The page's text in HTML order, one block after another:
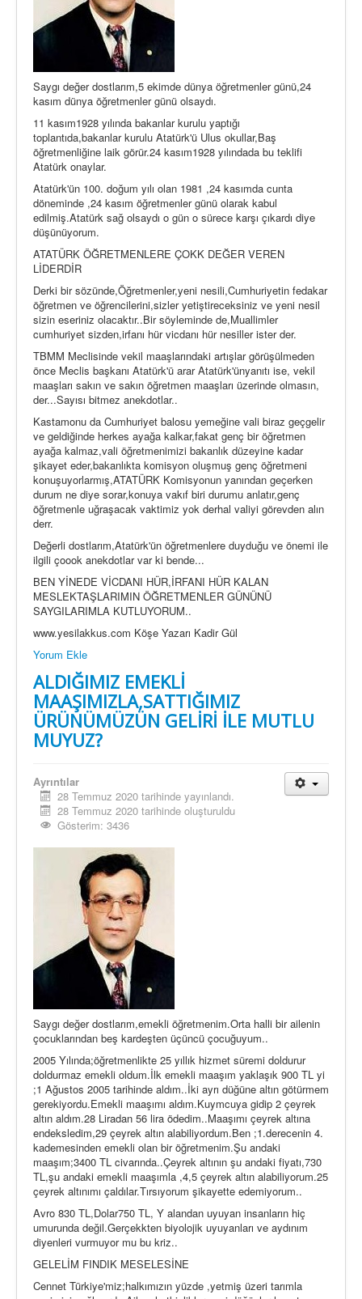
Saygı değer dostlarım,5 ekimde dünya öğretmenler günü,24
kasım dünya öğretmenler günü olsaydı.
11 kasım1928 yılında bakanlar kurulu yaptığı
toplantıda,bakanlar kurulu Atatürk'ü Ulus okullar,Baş
öğretmenliğine laik görür.24 kasım1928 yılındada bu teklifi
Atatürk onaylar.
Atatürk'ün 100. doğum yılı olan 1981 ,24 kasımda cunta
döneminde ,24 kasım öğretmenler günü olarak kabul
edilmiş.Atatürk sağ olsaydı o gün o sürece karşı çıkardı diye
düşünüyorum.
ATATÜRK ÖĞRETMENLERE ÇOKK DEĞER VEREN
LİDERDİR
Derki bir sözünde,Öğretmenler,yeni nesili,Cumhuriyetin fedakar
öğretmen ve öğrencilerini,sizler yetiştireceksiniz ve yeni nesil
sizin eseriniz olacaktır..Bir söyleminde de,Muallimler
cumhuriyet sizden,irfanı hür vicdanı hür nesiller ister der.
TBMM Meclisinde vekil maaşlarındaki artışlar görüşülmeden
önce Meclis başkanı Atatürk'ü arar Atatürk'ünyanıtı ise, vekil
maaşları sakın ve sakın öğretmen maaşları üzerinde olmasın,
der...Sayısı bitmez anekdotlar..
Kastamonu da Cumhuriyet balosu yemeğine vali biraz geçgelir
ve geldiğinde herkes ayağa kalkar,fakat genç bir öğretmen
ayağa kalmaz,vali öğretmenimizi bakanlık düzeyine kadar
şikayet eder,bakanlıkta komisyon oluşmuş genç öğretmeni
konuşuyorlarmış,ATATÜRK Komisyonun yanından geçerken
durum ne diye sorar,konuya vakıf biri durumu anlatır,genç
öğretmenle uğraşacak vaktimiz yok derhal valiyi görevden alın
derr.
Değerli dostlarım,Atatürk'ün öğretmenlere duyduğu ve önemi ile
ilgili çoook anekdotlar var ki bende...
BEN YİNEDE VİCDANI HÜR,İRFANI HÜR KALAN
MESLEKTAŞLARIMIN ÖĞRETMENLER GÜNÜNÜ
SAYGILARIMLA KUTLUYORUM..
www.yesilakkus.com Köşe Yazarı Kadir Gül
Yorum Ekle
ALDIĞIMIZ EMEKLİ
MAAŞIMIZLA,SATTIĞIMIZ
ÜRÜNÜMÜZÜN GELİRİ İLE MUTLU
MUYUZ?
Ayrıntılar
28 Temmuz 2020 tarihinde yayınlandı.
28 Temmuz 2020 tarihinde oluşturuldu
Gösterim: 3436
Saygı değer dostlarım,emekli öğretmenim.Orta halli bir ailenin
çocuklarından beş kardeşten üçüncü çocuğuyum..
2005 Yılında;öğretmenlikte 25 yıllık hizmet süremi doldurur
doldurmaz emekli oldum.İlk emekli maaşım yaklaşık 900 TL yi
;1 Ağustos 2005 tarihinde aldım..İki ayrı düğüne altın götürmem
gerekiyordu.Emekli maaşımı aldım.Kuymcuya gidip 2 çeyrek
altın aldım.28 Liradan 56 lira ödedim..Maaşımı çeyrek altına
endeksledim,29 çeyrek altın alabiliyordum.Ben ;1.derecenin 4.
kademesinden emekli olan bir öğretmenim.Şu andaki
maaşım;3400 TL civarında..Çeyrek altının şu andaki fiyatı,730
TL,şu andaki emekli maaşımla ,4,5 çeyrek altın alabiliyorum.25
çeyrek altınımı çaldılar.Tırsıyorum şikayette edemiyorum..
Avro 830 TL,Dolar750 TL, Y alandan uyuyan insanların hiç
umurunda değil.Gerçekkten biyolojik uyuyanları ve aydınım
diyenleri vurmuyor mu bu kriz..
GELELİM FINDIK MESELESİNE
Cennet Türkiye'miz;halkımızın yüzde ,yetmiş üzeri tarımla